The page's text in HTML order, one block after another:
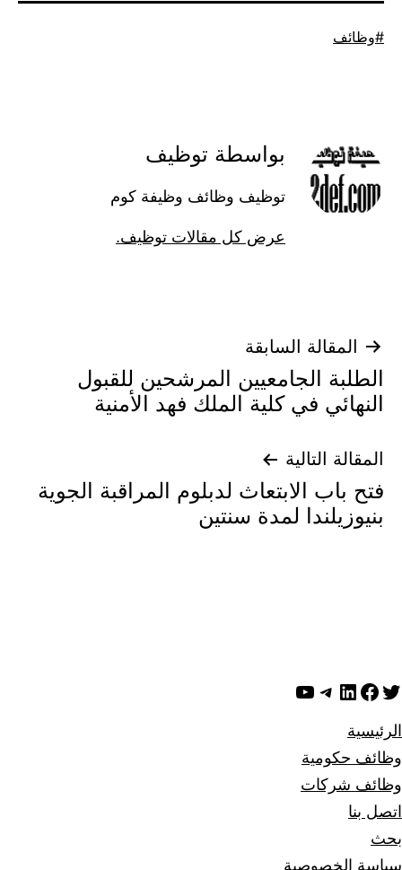
موسوم
وظائف
بواسطة توظيف
توظيف وظائف وظيفة كوم
عرض كل مقالات توظيف.
تصفّح
المقالات
المقالة السابقة
الطلبة الجامعيين المرشحين للقبول
النهائي في كلية الملك فهد الأمنية
المقالة التالية
فتح باب الابتعاث لدبلوم المراقبة الجوية
بنيوزيلندا لمدة سنتين
تويترفيسبوك
لينكد إن تيليجرام
يوتيوب
الرئيسية
وظائف حكومية
وظائف شركات
اتصل بنا
بحث
سياسة الخصوصية